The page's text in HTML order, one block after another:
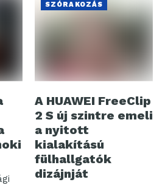
SZÓRAKOZÁS
A HUAWEI FreeClip
2 S új szintre emeli
a nyitott
kialakítású
fülhallgatók
dizájnját